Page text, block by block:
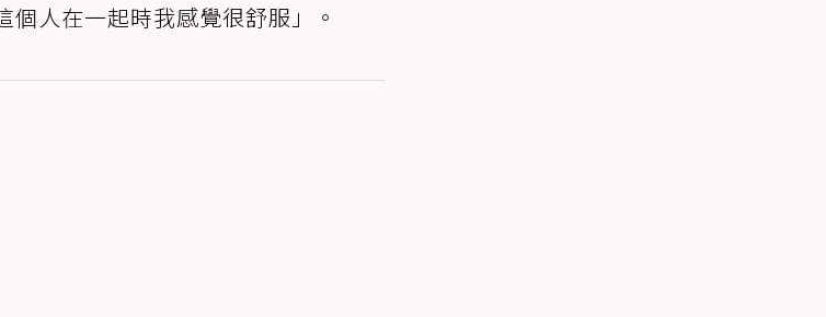
人在一起時我感覺很舒服」。